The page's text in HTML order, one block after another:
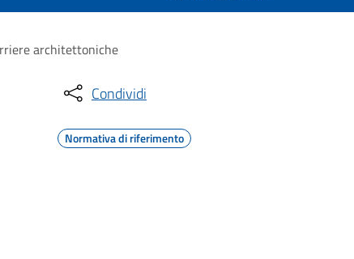
architettoniche
Condividi
Normativa di riferimento